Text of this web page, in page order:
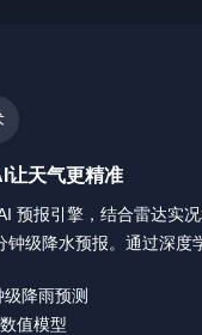
让天气更精准
预报引擎，结合雷达实
钟级降水预报。通过深度
降雨预测
值模型